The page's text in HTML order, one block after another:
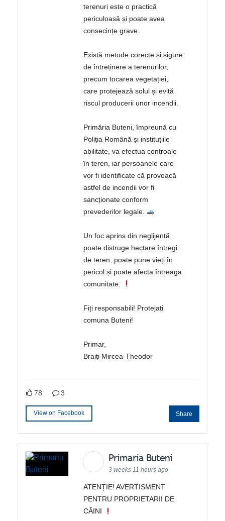
terenuri este o practică
periculoasă și poate avea
consecințe grave.
Există metode corecte și sigure
de întreținere a terenurilor,
precum tocarea vegetației,
care protejează solul și evită
riscul producerii unor incendii.
Primăria Buteni, împreună cu
Poliția Română și instituțiile
abilitate, va efectua controale
în teren, iar persoanele care
vor fi identificate că provoacă
astfel de incendii vor fi
sancționate conform
prevederilor legale.
Un foc aprins din neglijență
poate distruge hectare întregi
de teren, poate pune vieți în
pericol și poate afecta întreaga
comunitate.
Fiți responsabili! Protejați
comuna Buteni!
Primar,
Braiți Mircea-Theodor
78 3
View on Facebook Share
Primaria Buteni
3 weeks 11 hours ago
ATENȚIE! AVERTISMENT
PENTRU PROPRIETARII DE
CÂINI